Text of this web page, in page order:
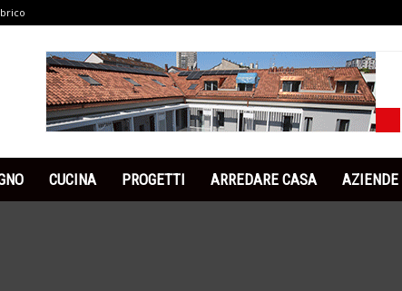
CUCINA PROGETTI ARREDARE CASA AZIENDE